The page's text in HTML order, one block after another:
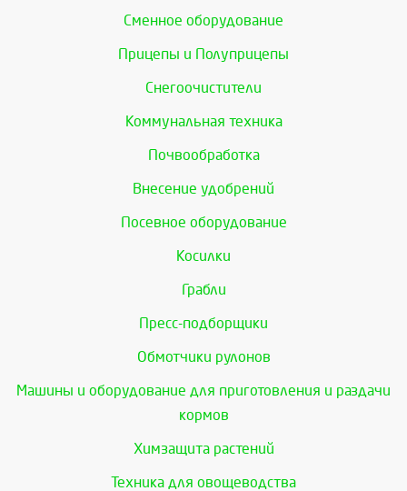
Сменное оборудование
Прицепы и Полуприцепы
Снегоочистители
Коммунальная техника
Почвообработка
Внесение удобрений
Посевное оборудование
Косилки
Грабли
Пресс-подборщики
Обмотчики рулонов
Машины и оборудование для приготовления и раздачи
кормов
Химзащита растений
Техника для овощеводства